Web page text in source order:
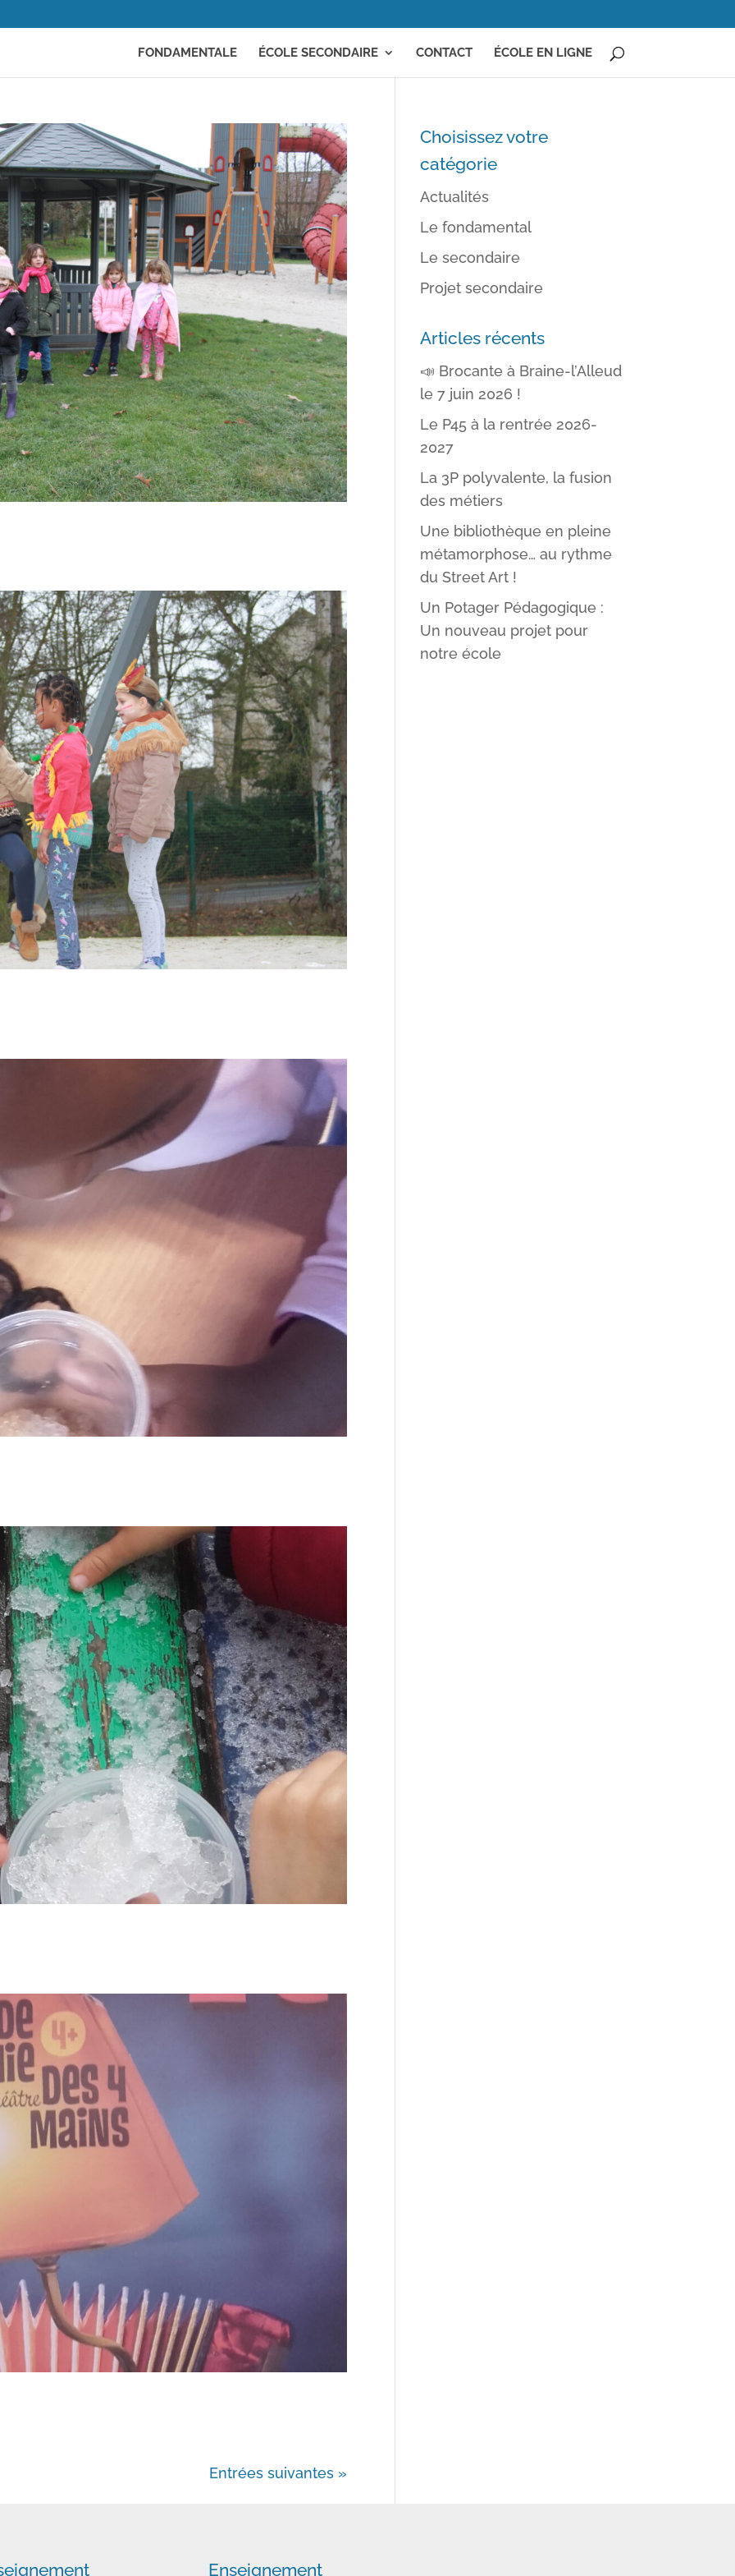
FONDAMENTALE ÉCOLE SECONDAIRE CONTACT ÉCOLE EN LIGNE
Entrées suivantes »
Choisissez votre
catégorie
Actualités
Le fondamental
Le secondaire
Projet secondaire
Articles récents
📣 Brocante à Braine-l’Alleud
le 7 juin 2026 !
Le P45 à la rentrée 2026-
2027
La 3P polyvalente, la fusion
des métiers
Une bibliothèque en pleine
métamorphose… au rythme
du Street Art !
Un Potager Pédagogique :
Un nouveau projet pour
notre école
Enseignement